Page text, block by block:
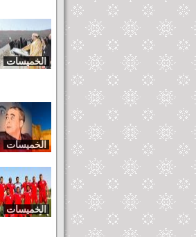
الخميسات
الخميسات
الخميسات